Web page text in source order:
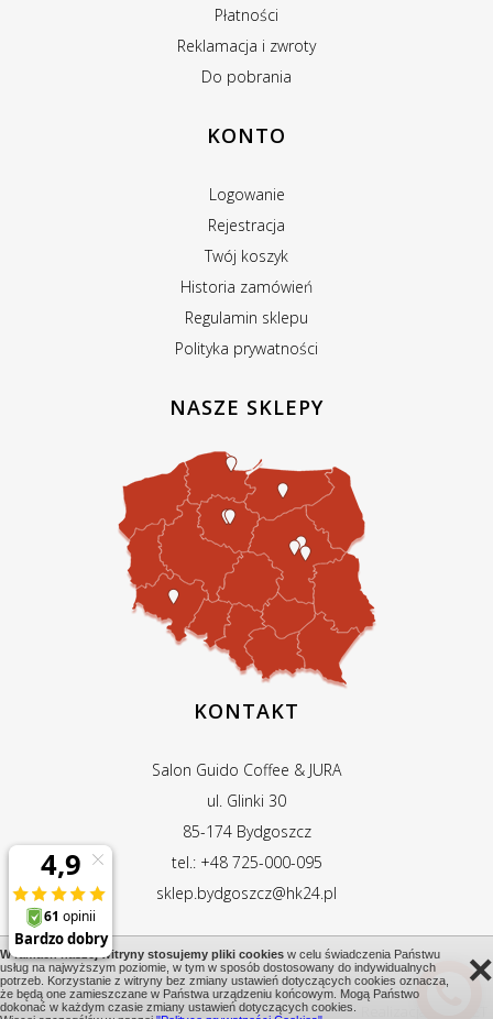
Płatności
Reklamacja i zwroty
Do pobrania
KONTO
Logowanie
Rejestracja
Twój koszyk
Historia zamówień
Regulamin sklepu
Polityka prywatności
NASZE SKLEPY
KONTAKT
Salon Guido Coffee & JURA
ul. Glinki 30
85-174 Bydgoszcz
tel.: +48 725-000-095
sklep.bydgoszcz@hk24.pl
© 2026 HOME & KITCHEN SP. Z O.O. WSZYSTKIE PRAWA ZASTRZEŻONE ×
W ramach naszej witryny stosujemy pliki cookies w celu świadczenia Państwu
usług na najwyższym poziomie, w tym w sposób dostosowany do indywidualnych
potrzeb. Korzystanie z witryny bez zmiany ustawień dotyczących cookies oznacza,
że będą one zamieszczane w Państwa urządzeniu końcowym. Mogą Państwo
dokonać w każdym czasie zmiany ustawień dotyczących cookies.